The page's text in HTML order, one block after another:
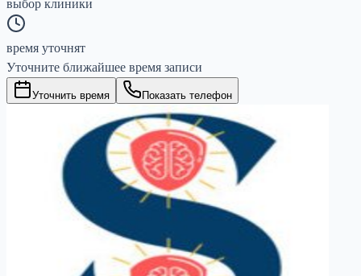
выбор клиники
время уточнят
Уточните ближайшее время записи
Уточнить время Показать телефон